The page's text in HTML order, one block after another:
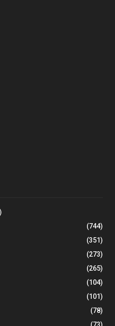
(744)
(351)
(273)
(265)
(104)
(101)
(78)
(73)